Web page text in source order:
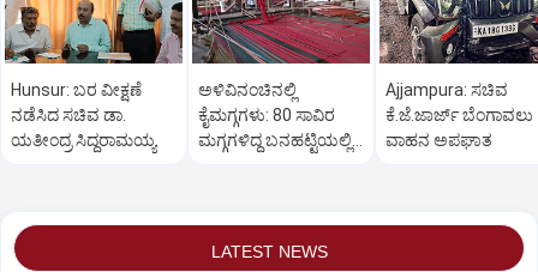
Hunsur: ಬರ ವೀಕ್ಷಣೆ
ನಡೆಸಿದ ಸಚಿವ ಡಾ.
ಯತೀಂದ್ರ ಸಿದ್ದರಾಮಯ್ಯ
ಅಳಿವಿನಂಚಿನಲ್ಲಿ
ಕೈಮಗ್ಗಗಳು: 80 ಸಾವಿರ
ಮಗ್ಗಗಳಿದ್ದ ಬನಹಟ್ಟಿಯಲ್ಲಿ
Ajjampura: ಸಚಿವ
ಕೆ.ಜೆ.ಜಾರ್ಜ್ ಬೆಂಗಾವಲು
ವಾಹನ ಅಪಘಾತ
LATEST NEWS